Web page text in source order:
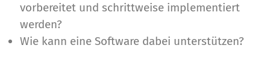
vorbereitet und schrittweise implementiert
werden?
Wie kann eine Software dabei unterstützen?